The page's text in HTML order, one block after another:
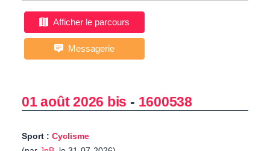
Afficher le parcours
Messagerie
01 août 2026 bis - 1600538
Sport : Cyclisme